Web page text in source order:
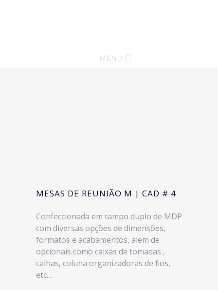
MENU
MESAS DE REUNIÃO M | CAD # 4
Confeccionada em tampo duplo de MDP
com diversas opções de dimensões,
formatos e acabamentos, alem de
opcionais como caixas de tomadas ,
calhas, coluna organizadoras de fios,
etc…